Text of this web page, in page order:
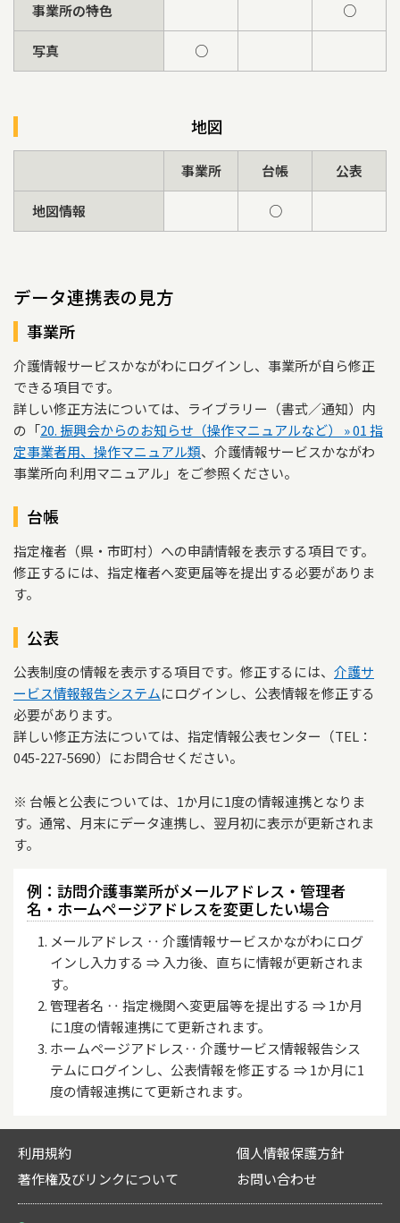
事業所の特色 ○
写真 ○
地図
事業所 台帳 公表
地図情報 ○
データ連携表の見方
事業所
介護情報サービスかながわにログインし、事業所が自ら修正
できる項目です。
詳しい修正方法については、ライブラリー（書式／通知）内
の「20. 振興会からのお知らせ（操作マニュアルなど） » 01 指
定事業者用、操作マニュアル類、介護情報サービスかながわ
事業所向 利用マニュアル」をご参照ください。
台帳
指定権者（県・市町村）への申請情報を表示する項目です。
修正するには、指定権者へ変更届等を提出する必要がありま
す。
公表
公表制度の情報を表示する項目です。修正するには、 介護サ
ービス情報報告システムにログインし、公表情報を修正する
必要があります。
詳しい修正方法については、指定情報公表センター（TEL：
045-227-5690）にお問合せください。
※ 台帳と公表については、1か月に1度の情報連携となりま
す。通常、月末にデータ連携し、翌月初に表示が更新されま
す。
例：訪問介護事業所がメールアドレス・管理者
名・ホームページアドレスを変更したい場合
メールアドレス ‥ 介護情報サービスかながわにログ
インし入力する ⇒ 入力後、直ちに情報が更新されま
す。
管理者名 ‥ 指定機関へ変更届等を提出する ⇒ 1か月
に1度の情報連携にて更新されます。
ホームページアドレス‥ 介護サービス情報報告シス
テムにログインし、公表情報を修正する ⇒ 1か月に1
度の情報連携にて更新されます。
利用規約
個人情報保護方針
著作権及びリンクについて
お問い合わせ